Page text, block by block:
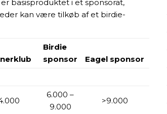
basisproduktet i et sponsorat,
kan være tilkøb af et birdie-
Birdie
sponsor
Eagel sponsor
6.000 –
9.000
>9.000